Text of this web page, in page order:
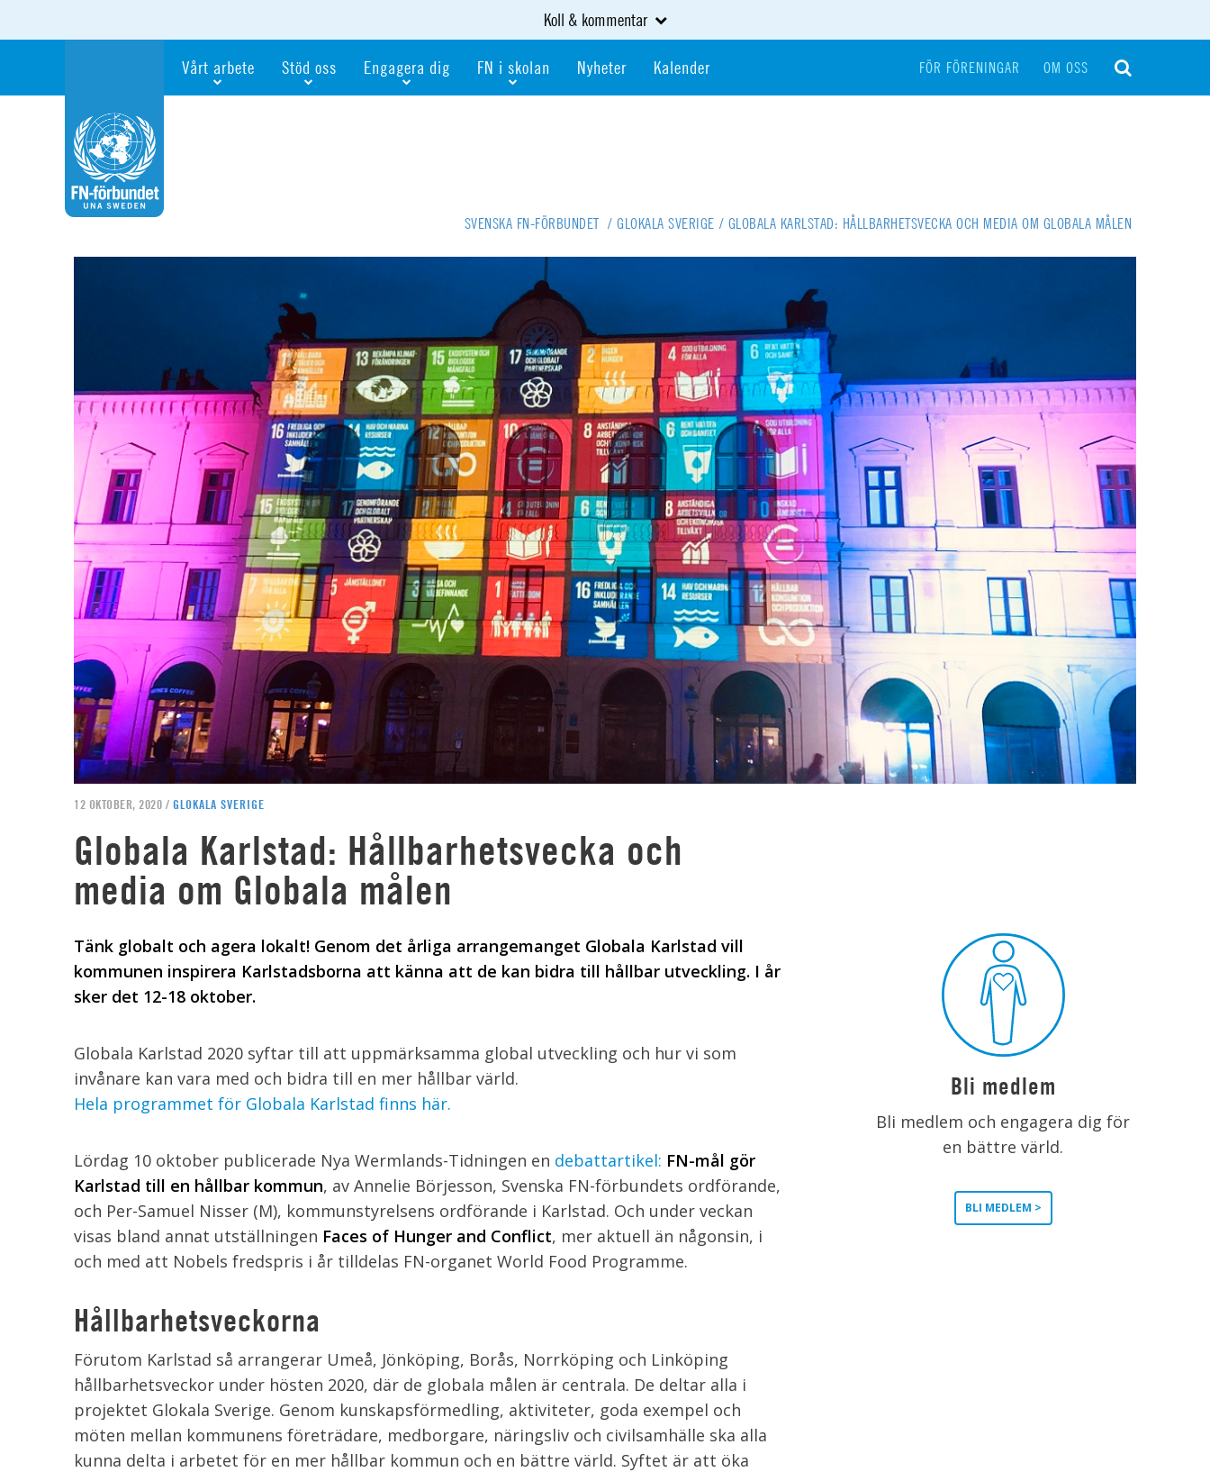
Koll & kommentar
Vårt arbete Stöd oss
Testamentera
Engagera dig
För dig som är ung
FN i skolan
Öppet skolmaterial
Globalis
Nyheter Kalender FÖR FÖRENINGAR OM OSS
SVENSKA FN-FÖRBUNDET / GLOKALA SVERIGE / GLOBALA KARLSTAD: HÅLLBARHETSVECKA OCH MEDIA OM GLOBALA MÅLEN
12 OKTOBER, 2020 / GLOKALA SVERIGE
Globala Karlstad: Hållbarhetsvecka och
media om Globala målen
Tänk globalt och agera lokalt! Genom det årliga arrangemanget Globala Karlstad vill
kommunen inspirera Karlstadsborna att känna att de kan bidra till hållbar utveckling. I år
sker det 12-18 oktober.
Globala Karlstad 2020 syftar till att uppmärksamma global utveckling och hur vi som
invånare kan vara med och bidra till en mer hållbar värld.
Hela programmet för Globala Karlstad finns här.
Lördag 10 oktober publicerade Nya Wermlands-Tidningen en debattartikel: FN-mål gör
Karlstad till en hållbar kommun, av Annelie Börjesson, Svenska FN-förbundets ordförande,
och Per-Samuel Nisser (M), kommunstyrelsens ordförande i Karlstad. Och under veckan
visas bland annat utställningen Faces of Hunger and Conflict, mer aktuell än någonsin, i
och med att Nobels fredspris i år tilldelas FN-organet World Food Programme.
Hållbarhetsveckorna
Förutom Karlstad så arrangerar Umeå, Jönköping, Borås, Norrköping och Linköping
hållbarhetsveckor under hösten 2020, där de globala målen är centrala. De deltar alla i
projektet Glokala Sverige. Genom kunskapsförmedling, aktiviteter, goda exempel och
möten mellan kommunens företrädare, medborgare, näringsliv och civilsamhälle ska alla
kunna delta i arbetet för en mer hållbar kommun och en bättre värld. Syftet är att öka
Bli medlem
Bli medlem och engagera dig för
en bättre värld.
BLI MEDLEM >